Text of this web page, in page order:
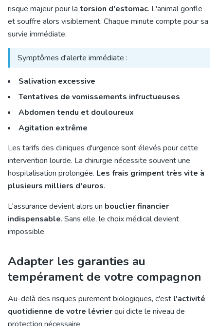
risque majeur pour la torsion d'estomac. L'animal gonfle
et souffre alors visiblement. Chaque minute compte pour sa
survie immédiate.
Symptômes d'alerte immédiate :
Salivation excessive
Tentatives de vomissements infructueuses
Abdomen tendu et douloureux
Agitation extrême
Les tarifs des cliniques d'urgence sont élevés pour cette
intervention lourde. La chirurgie nécessite souvent une
hospitalisation prolongée. Les frais grimpent très vite à
plusieurs milliers d'euros.
L'assurance devient alors un bouclier financier
indispensable. Sans elle, le choix médical devient
impossible.
Adapter les garanties au
tempérament de votre compagnon
Au-delà des risques purement biologiques, c'est l'activité
quotidienne de votre lévrierqui dicte le niveau de